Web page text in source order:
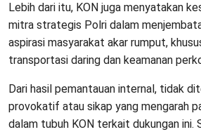
Lebih dari itu, KON juga menyatakan
mitra strategis Polri dalam
aspirasi masyarakat akar rumput,
transportasi daring dan keamanan
Dari hasil pemantauan internal, tidak
provokatif atau sikap yang mengarah
dalam tubuh KON terkait dukungan ini.